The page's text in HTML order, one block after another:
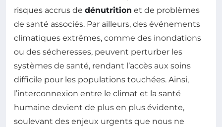
risques accrus de dénutrition et de problèmes
de santé associés. Par ailleurs, des événements
climatiques extrêmes, comme des inondations
ou des sécheresses, peuvent perturber les
systèmes de santé, rendant l’accès aux soins
difficile pour les populations touchées. Ainsi,
l’interconnexion entre le climat et la santé
humaine devient de plus en plus évidente,
soulevant des enjeux urgents que nous ne